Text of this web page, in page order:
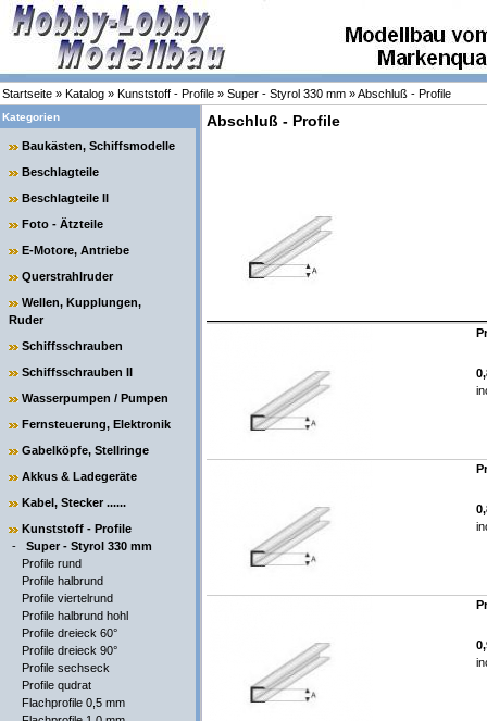
Startseite » Katalog » Kunststoff - Profile » Super - Styrol 330 mm »Abschluß - Profile
Kategorien
Baukästen, Schiffsmodelle
Beschlagteile
Beschlagteile II
Foto - Ätzteile
E-Motore, Antriebe
Querstrahlruder
Wellen, Kupplungen,
Ruder
Schiffsschrauben
Schiffsschrauben II
Wasserpumpen / Pumpen
Fernsteuerung, Elektronik
Gabelköpfe, Stellringe
Akkus & Ladegeräte
Kabel, Stecker ......
Kunststoff - Profile
- Super - Styrol 330 mm
Profile rund
Profile halbrund
Profile viertelrund
Profile halbrund hohl
Profile dreieck 60°
Profile dreieck 90°
Profile sechseck
Profile qudrat
Flachprofile 0,5 mm
Abschluß - Profile